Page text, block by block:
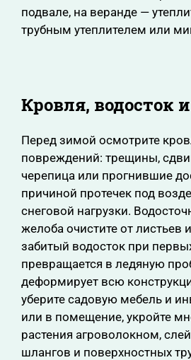
подвале, на веранде —
трубным утеплителем или
Кровля, водосток
Перед зимой осмотрите
повреждений: трещины,
черепица или прогнившие
причиной протечек под
снеговой нагрузки.
желоба очистите от листьев
забитый водосток при
превращается в ледяную
деформирует всю
уберите садовую мебель и
или в помещение, укройте
растения агроволокном,
шлангов и поверхностных